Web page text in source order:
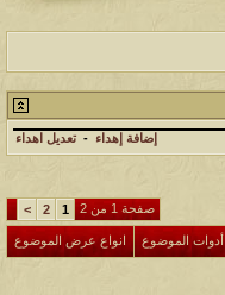
إضافة إهداء - تعديل اهداء
صفحة 1 من 2 1
2
>
أدوات الموضوع انواع عرض الموضوع